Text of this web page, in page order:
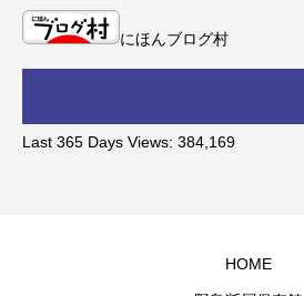
にほんブログ村
Last 365 Days Views: 384,169
HOME